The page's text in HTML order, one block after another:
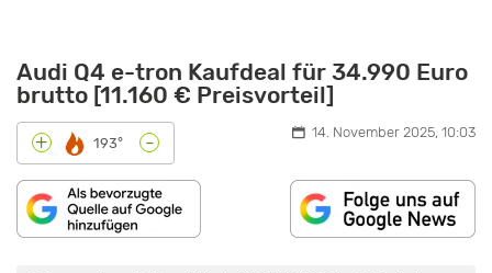
Audi Q4 e-tron Kaufdeal für 34.990 Euro
brutto [11.160 € Preisvorteil]
+ 193° - 14. November 2025, 10:03